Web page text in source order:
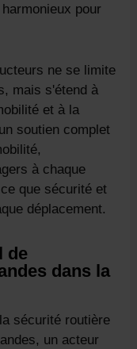
pour
ne se limite
mais s'étend à
et à la
soutien complet
à chaque
que sécurité et
déplacement.
de
dans la
sécurité routière
un acteur